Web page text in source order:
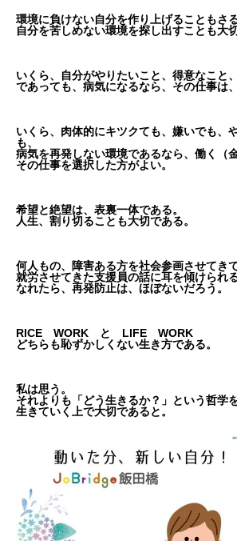
環境に負けない自分を作り上げることもさ
自分を苦しめない環境を探し出すことも大
いくら、自分がやりたいこと、得意なこと
であっても、病気になるなら、その仕事は
いくら、肉体的にキツクても、嫌いでも、
も、
病気を再発しない環境であるなら、働く（
その仕事を選択した方がよい。
希望と絶望は、表裏一体である。
人生、割り切ることも大切である。
何人もの、障害ある方を社会参画させてきて
就労させてきた支援員の話に耳を傾けられ
なれたら、再発防止は、ほぼないだろう。
RICE WORK と LIFE WORK
どちらも恥ずかしくない生き方である。
私は思う。
それよりも「どう生きるか？」という哲学
生きていく上で大切であると。